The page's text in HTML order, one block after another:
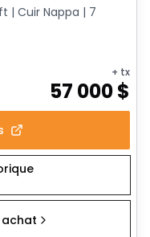
| Cuir Nappa | 7
+ tx
57 000$